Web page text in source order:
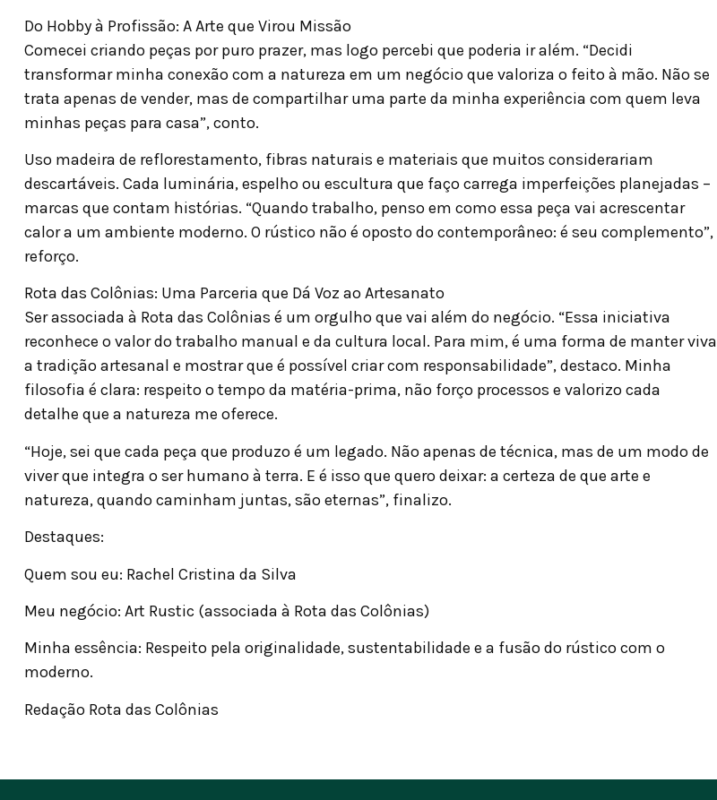
Do Hobby à Profissão: A Arte que Virou Missão
Comecei criando peças por puro prazer, mas logo percebi que poderia ir além. “Decidi
transformar minha conexão com a natureza em um negócio que valoriza o feito à mão. Não se
trata apenas de vender, mas de compartilhar uma parte da minha experiência com quem leva
minhas peças para casa”, conto.
Uso madeira de reflorestamento, fibras naturais e materiais que muitos considerariam
descartáveis. Cada luminária, espelho ou escultura que faço carrega imperfeições planejadas –
marcas que contam histórias. “Quando trabalho, penso em como essa peça vai acrescentar
calor a um ambiente moderno. O rústico não é oposto do contemporâneo: é seu complemento”,
reforço.
Rota das Colônias: Uma Parceria que Dá Voz ao Artesanato
Ser associada à Rota das Colônias é um orgulho que vai além do negócio. “Essa iniciativa
reconhece o valor do trabalho manual e da cultura local. Para mim, é uma forma de manter viva
a tradição artesanal e mostrar que é possível criar com responsabilidade”, destaco. Minha
filosofia é clara: respeito o tempo da matéria-prima, não forço processos e valorizo cada
detalhe que a natureza me oferece.
“Hoje, sei que cada peça que produzo é um legado. Não apenas de técnica, mas de um modo de
viver que integra o ser humano à terra. E é isso que quero deixar: a certeza de que arte e
natureza, quando caminham juntas, são eternas”, finalizo.
Destaques:
Quem sou eu: Rachel Cristina da Silva
Meu negócio: Art Rustic (associada à Rota das Colônias)
Minha essência: Respeito pela originalidade, sustentabilidade e a fusão do rústico com o
moderno.
Redação Rota das Colônias